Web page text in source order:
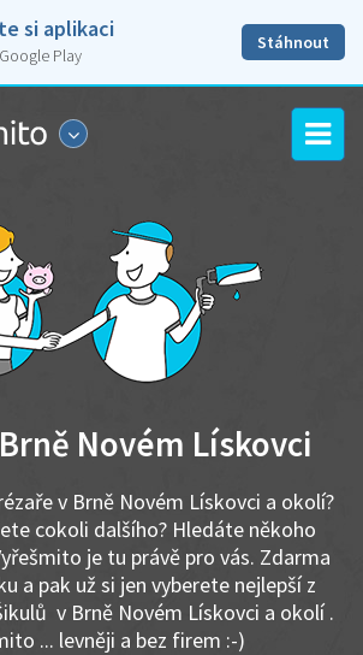
si aplikaci
Play
Stáhnout
Novém Lískovci
v Brně Novém Lískovci a okolí?
cokoli dalšího? Hledáte někoho
je tu právě pro vás. Zdarma
a pak už si jen vyberete nejlepší z
v Brně Novém Lískovci a okolí .
... levněji a bez firem :-)